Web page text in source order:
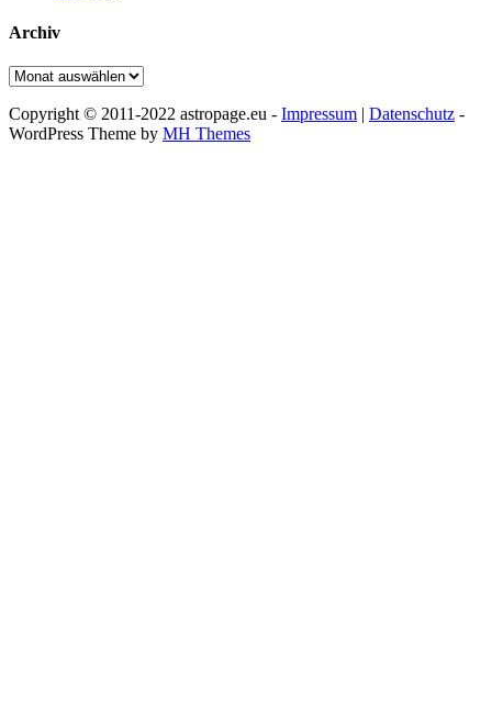
Archiv
Archiv
Copyright © 2011-2022 astropage.eu - Impressum | Datenschutz -
WordPress Theme by MH Themes